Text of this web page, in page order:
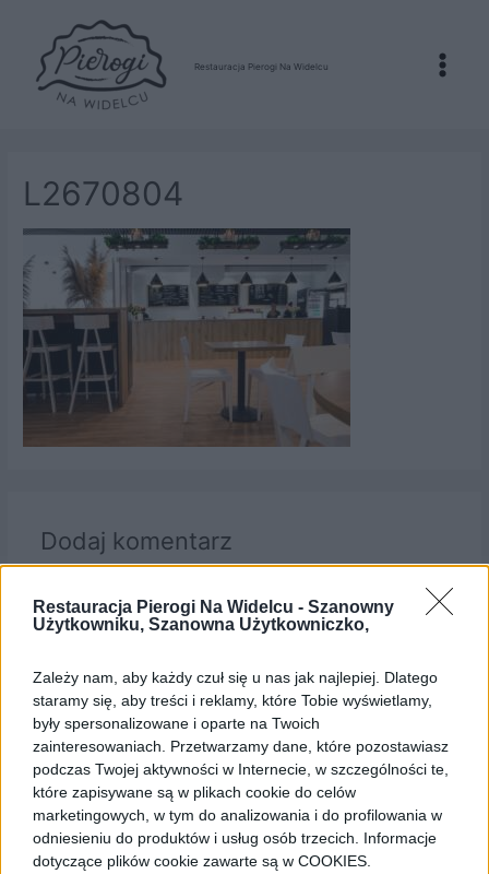
Restauracja Pierogi Na Widelcu - Szanowny
Użytkowniku, Szanowna Użytkowniczko,
Zależy nam, aby każdy czuł się u nas jak najlepiej. Dlatego
staramy się, aby treści i reklamy, które Tobie wyświetlamy,
były spersonalizowane i oparte na Twoich
zainteresowaniach. Przetwarzamy dane, które pozostawiasz
podczas Twojej aktywności w Internecie, w szczególności te,
które zapisywane są w plikach cookie do celów
marketingowych, w tym do analizowania i do profilowania w
odniesieniu do produktów i usług osób trzecich. Informacje
dotyczące plików cookie zawarte są w COOKIES.
Restauracja Pierogi Na Widelcu
Main
L2670804
Dodaj komentarz
pola są oznaczone*